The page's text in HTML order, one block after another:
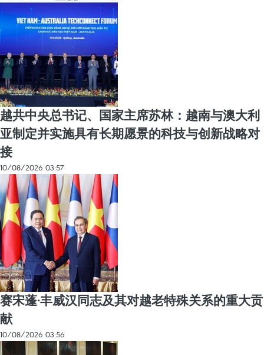
越共中央总书记、国家主席苏林：越南与澳大利
亚制定并实施具有长期愿景的科技与创新战略对
接
10/08/2026 03:57
赛宋蓬·丰威汉同志及其对越老特殊关系的重大贡
献
10/08/2026 03:56